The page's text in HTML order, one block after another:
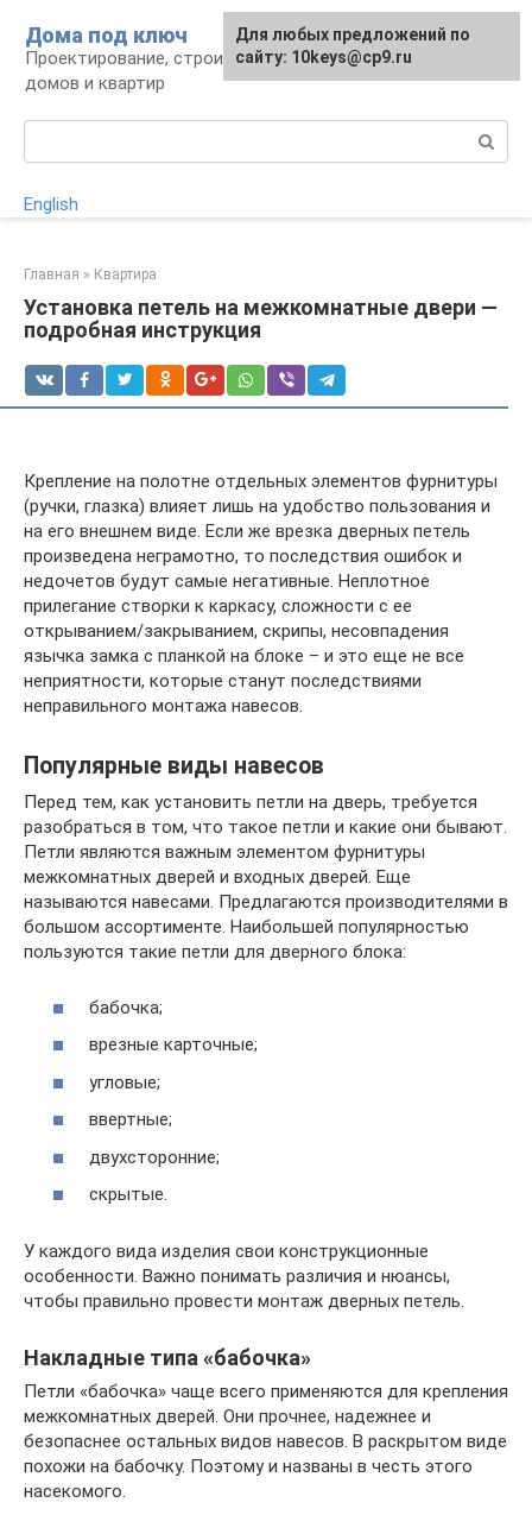
контенту
Дома под ключ
Проектирование, строительство и отделка
домов и квартир
English
Главная » Квартира
Установка петель на межкомнатные двери —
подробная инструкция
Крепление на полотне отдельных элементов фурнитуры
(ручки, глазка) влияет лишь на удобство пользования и
на его внешнем виде. Если же врезка дверных петель
произведена неграмотно, то последствия ошибок и
недочетов будут самые негативные. Неплотное
прилегание створки к каркасу, сложности с ее
открыванием/закрыванием, скрипы, несовпадения
язычка замка с планкой на блоке – и это еще не все
неприятности, которые станут последствиями
неправильного монтажа навесов.
Популярные виды навесов
Перед тем, как установить петли на дверь, требуется
разобраться в том, что такое петли и какие они бывают.
Петли являются важным элементом фурнитуры
межкомнатных дверей и входных дверей. Еще
называются навесами. Предлагаются производителями в
большом ассортименте. Наибольшей популярностью
пользуются такие петли для дверного блока:
бабочка;
врезные карточные;
угловые;
ввертные;
двухсторонние;
скрытые.
У каждого вида изделия свои конструкционные
особенности. Важно понимать различия и нюансы,
чтобы правильно провести монтаж дверных петель.
Накладные типа «бабочка»
Петли «бабочка» чаще всего применяются для крепления
межкомнатных дверей. Они прочнее, надежнее и
безопаснее остальных видов навесов. В раскрытом виде
похожи на бабочку. Поэтому и названы в честь этого
насекомого.
Для любых предложений по
сайту: 10keys@cp9.ru